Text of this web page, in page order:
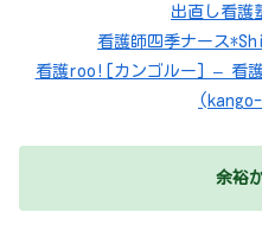
出直し看護
看護師四季ナース
看護roo![カンゴルー] – 看護
余裕